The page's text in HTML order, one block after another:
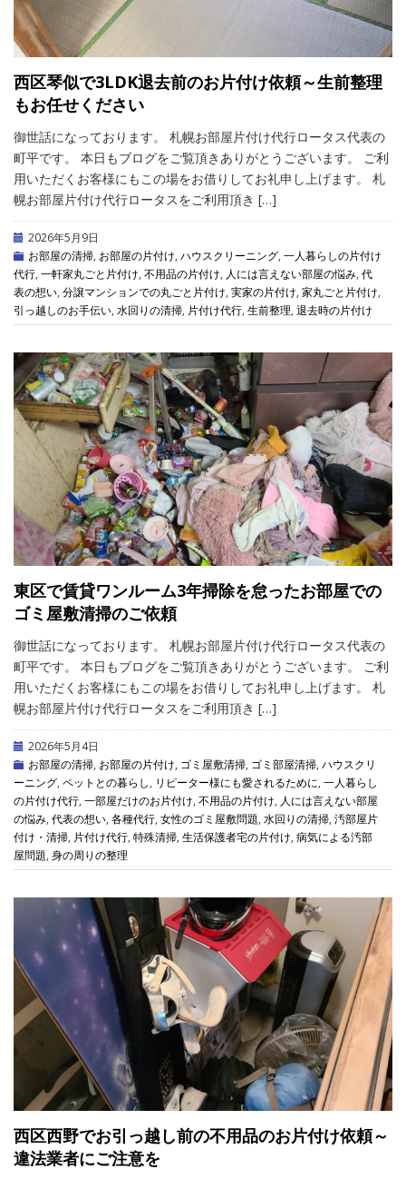
西区琴似で3LDK退去前のお片付け依頼～生前整理
もお任せください
御世話になっております。 札幌お部屋片付け代行ロータス代表の
町平です。 本日もブログをご覧頂きありがとうございます。 ご利
用いただくお客様にもこの場をお借りしてお礼申し上げます。 札
幌お部屋片付け代行ロータスをご利用頂き […]
2026年5月9日
お部屋の清掃, お部屋の片付け, ハウスクリーニング, 一人暮らしの片付け
代行, 一軒家丸ごと片付け, 不用品の片付け, 人には言えない部屋の悩み, 代
表の想い, 分譲マンションでの丸ごと片付け, 実家の片付け, 家丸ごと片付け,
引っ越しのお手伝い, 水回りの清掃, 片付け代行, 生前整理, 退去時の片付け
東区で賃貸ワンルーム3年掃除を怠ったお部屋での
ゴミ屋敷清掃のご依頼
御世話になっております。 札幌お部屋片付け代行ロータス代表の
町平です。 本日もブログをご覧頂きありがとうございます。 ご利
用いただくお客様にもこの場をお借りしてお礼申し上げます。 札
幌お部屋片付け代行ロータスをご利用頂き […]
2026年5月4日
お部屋の清掃, お部屋の片付け, ゴミ屋敷清掃, ゴミ部屋清掃, ハウスクリ
ーニング, ペットとの暮らし, リピーター様にも愛されるために, 一人暮らし
の片付け代行, 一部屋だけのお片付け, 不用品の片付け, 人には言えない部屋
の悩み, 代表の想い, 各種代行, 女性のゴミ屋敷問題, 水回りの清掃, 汚部屋片
付け・清掃, 片付け代行, 特殊清掃, 生活保護者宅の片付け, 病気による汚部
屋問題, 身の周りの整理
西区西野でお引っ越し前の不用品のお片付け依頼～
違法業者にご注意を